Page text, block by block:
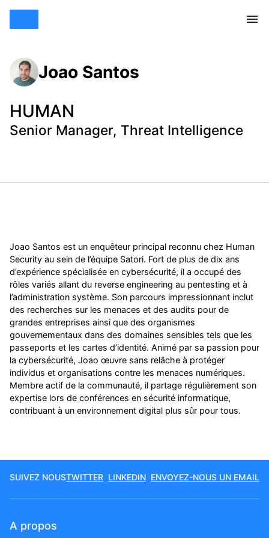
Joao Santos
HUMAN
Senior Manager, Threat Intelligence
Joao Santos est un enquêteur principal reconnu chez Human
Security au sein de l’équipe Satori. Fort de plus de dix ans
d’expérience spécialisée en cybersécurité, il a occupé des
rôles variés allant du reverse engineering au pentesting et à
l’administration système. Son parcours impressionnant inclut
des recherches sur les menaces et des audits pour de
grandes entreprises ainsi que des organismes
gouvernementaux dans des domaines sensibles tels que les
passeports et les cartes d’identité. Animé par sa passion pour
la cybersécurité, Joao œuvre sans relâche à protéger
individus et organisations contre les menaces numériques.
Membre actif de la communauté, il partage régulièrement son
expertise lors de conférences en sécurité informatique,
contribuant à un environnement digital plus sûr pour tous.
SUIVEZ NOUSTWITTER LINKEDIN ENVOYEZ-NOUS UN EMAIL
A propos